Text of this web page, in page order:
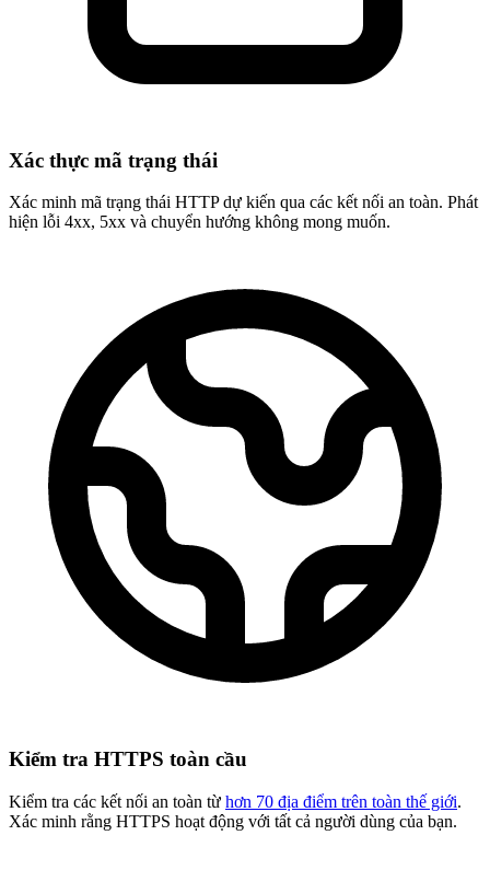
Xác thực mã trạng thái
Xác minh mã trạng thái HTTP dự kiến ​​qua các kết nối an toàn. Phát
hiện lỗi 4xx, 5xx và chuyển hướng không mong muốn.
Kiểm tra HTTPS toàn cầu
Kiểm tra các kết nối an toàn từ hơn 70 địa điểm trên toàn thế giới.
Xác minh rằng HTTPS hoạt động với tất cả người dùng của bạn.